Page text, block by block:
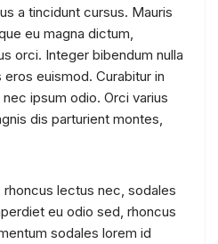
a tincidunt cursus. Mauris
eu magna dictum,
orci. Integer bibendum nulla
euismod. Curabitur in
ipsum odio. Orci varius
dis parturient montes,
lectus nec, sodales
eu odio sed, rhoncus
sodales lorem id